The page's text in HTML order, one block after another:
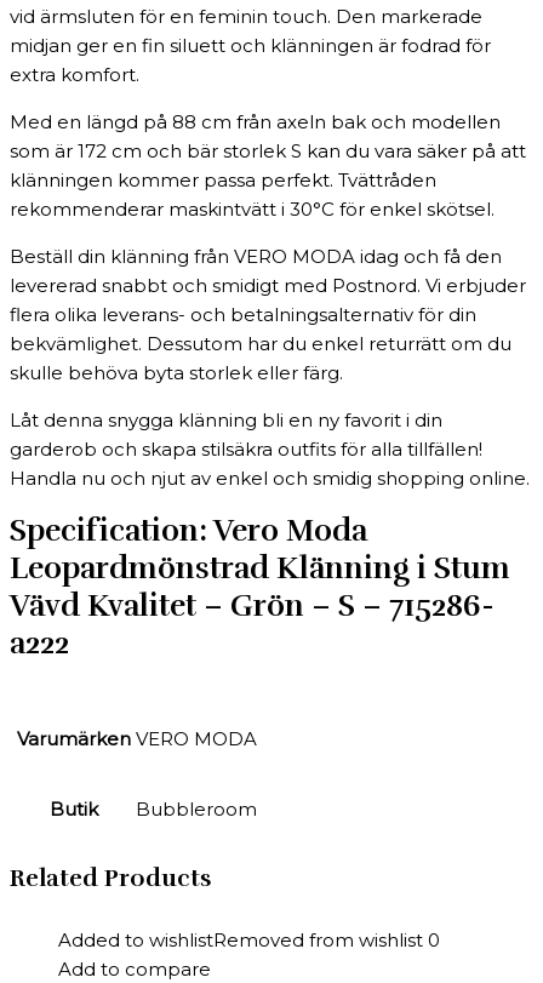
vid ärmsluten för en feminin touch. Den markerade
midjan ger en fin siluett och klänningen är fodrad för
extra komfort.
Med en längd på 88 cm från axeln bak och modellen
som är 172 cm och bär storlek S kan du vara säker på att
klänningen kommer passa perfekt. Tvättråden
rekommenderar maskintvätt i 30°C för enkel skötsel.
Beställ din klänning från VERO MODA idag och få den
levererad snabbt och smidigt med Postnord. Vi erbjuder
flera olika leverans- och betalningsalternativ för din
bekvämlighet. Dessutom har du enkel returrätt om du
skulle behöva byta storlek eller färg.
Låt denna snygga klänning bli en ny favorit i din
garderob och skapa stilsäkra outfits för alla tillfällen!
Handla nu och njut av enkel och smidig shopping online.
Specification:Vero Moda
Leopardmönstrad Klänning i Stum
Vävd Kvalitet – Grön – S – 715286-
a222
Varumärken VERO MODA
Butik Bubbleroom
Related Products
Added to wishlistRemoved from wishlist 0
Add to compare